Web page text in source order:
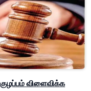
விளைவிக்க